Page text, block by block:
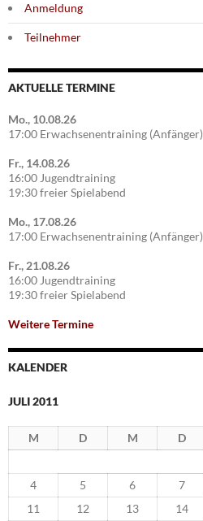
Anmeldung
Teilnehmer
AKTUELLE TERMINE
Mo., 10.08.26
17:00 Erwachsenentraining (Anfänger)
Fr., 14.08.26
16:00 Jugendtraining
19:30 freier Spielabend
Mo., 17.08.26
17:00 Erwachsenentraining (Anfänger)
Fr., 21.08.26
16:00 Jugendtraining
19:30 freier Spielabend
Weitere Termine
KALENDER
JULI 2011
M D M D
4
5 6 7
11
12 13 14